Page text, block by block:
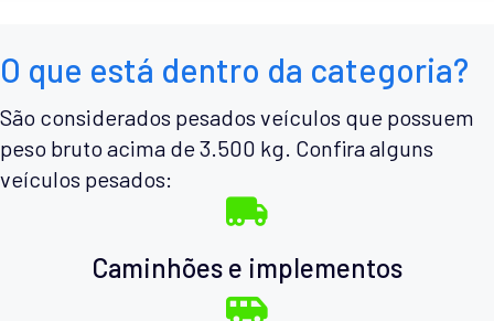
O que está dentro da categoria?
São considerados pesados veículos que possuem
peso bruto acima de 3.500 kg. Confira alguns
veículos pesados:
Caminhões e implementos